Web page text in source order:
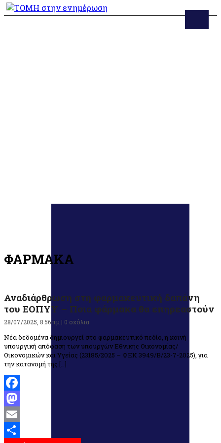
ΦΑΡΜΑΚΑ
Αναδιάρθρωση στη φαρμακευτική δαπάνη
του ΕΟΠΥΥ – Ποια φάρμακα θα επηρεαστούν
28/07/2025, 8:56 πμ | 0 σχόλια
Νέα δεδομένα δημιουργεί στο φαρμακευτικό πεδίο, η κοινή
υπουργική απόφαση των υπουργών Εθνικής Οικονομίας/
Οικονομικών και Υγείας (23185/2025 – ΦΕΚ 3949/Β/23-7-2025), για
την κατανομή της […]
Facebook
Mastodon
Email